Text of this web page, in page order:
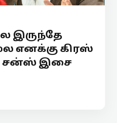
இருந்தே
எனக்கு கிரஸ்
சன்ஸ் இசை